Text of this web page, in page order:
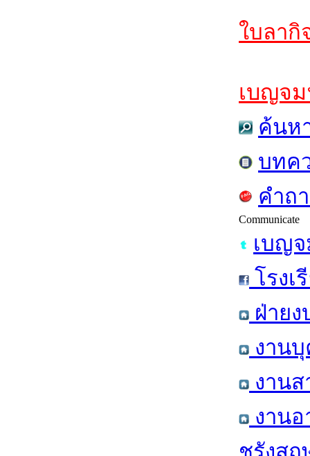
ใบลากิ
เบญจ
ค้นห
บทค
คำถ
Communicate
เบญ
โรง
ฝ่าย
งาน
งาน
งาน